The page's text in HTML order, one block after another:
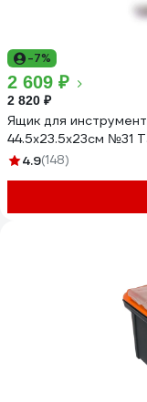
-7%
2 609 ₽
2 820 ₽
Ящик для
44.5х23.5х23см №31
4.9(148)